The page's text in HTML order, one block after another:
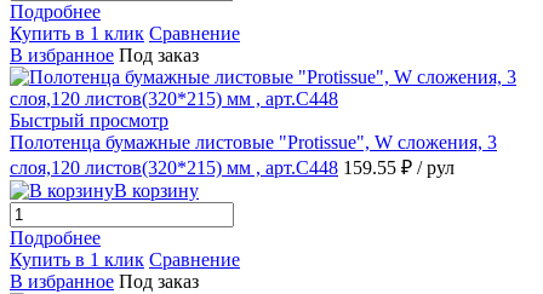
Подробнее
Купить в 1 клик Сравнение
В избранное Под заказ
Быстрый просмотр
Полотенца бумажные листовые "Protissue", W сложения, 3
слоя,120 листов(320*215) мм , арт.С448 159.55 ₽ / рул
В корзину
Подробнее
Купить в 1 клик Сравнение
В избранное Под заказ